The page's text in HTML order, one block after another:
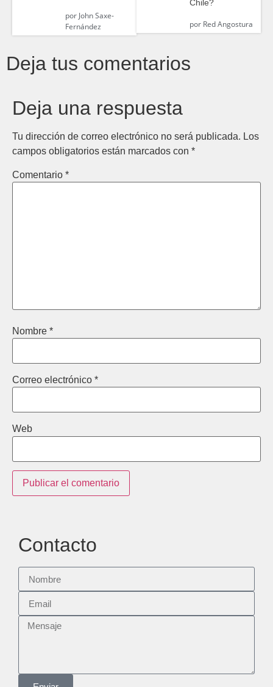
porJohn Saxe-
Fernández
Chile?
porRed Angostura
Deja tus comentarios
Deja una respuesta
Tu dirección de correo electrónico no será publicada. Los
campos obligatorios están marcados con *
Comentario *
Nombre *
Correo electrónico *
Web
Contacto